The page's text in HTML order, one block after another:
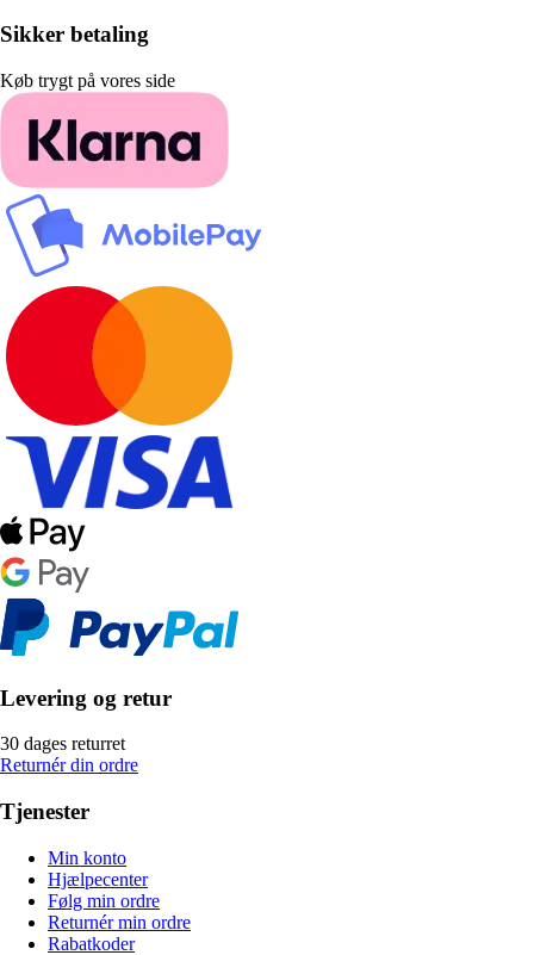
Sikker betaling
Køb trygt på vores side
Levering og retur
30 dages returret
Returnér din ordre
Tjenester
Min konto
Hjælpecenter
Følg min ordre
Returnér min ordre
Rabatkoder